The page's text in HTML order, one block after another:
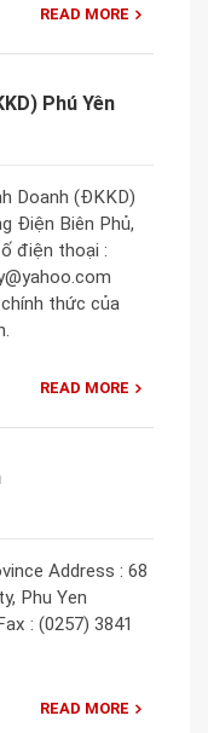
READ MORE
Phú Yên
Doanh (ĐKKD)
Điện Biên Phủ,
điện thoại :
thức của
READ MORE
Address : 68
Phu Yen
: (0257) 3841
READ MORE